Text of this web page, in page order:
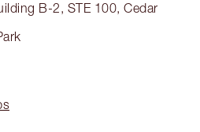
B-2, STE 100, Cedar